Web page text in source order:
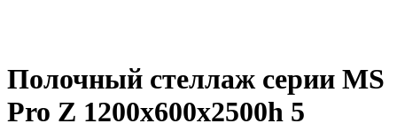
Полочный стеллаж серии MS
Pro Z 1200x600х2500h 5